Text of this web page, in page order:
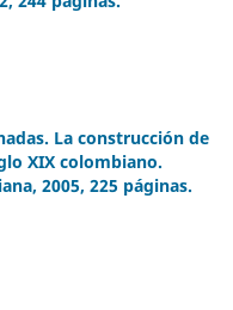
La construcción de
XIX colombiano.
2005, 225 páginas.